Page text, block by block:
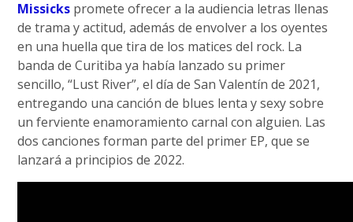
Missicks promete ofrecer a la audiencia letras llenas
de trama y actitud, además de envolver a los oyentes
en una huella que tira de los matices del rock. La
banda de Curitiba ya había lanzado su primer
sencillo, “Lust River”, el día de San Valentín de 2021,
entregando una canción de blues lenta y sexy sobre
un ferviente enamoramiento carnal con alguien. Las
dos canciones forman parte del primer EP, que se
lanzará a principios de 2022.